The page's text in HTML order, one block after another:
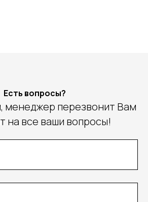
Есть вопросы?
менеджер перезвонит Вам
на все ваши вопросы!